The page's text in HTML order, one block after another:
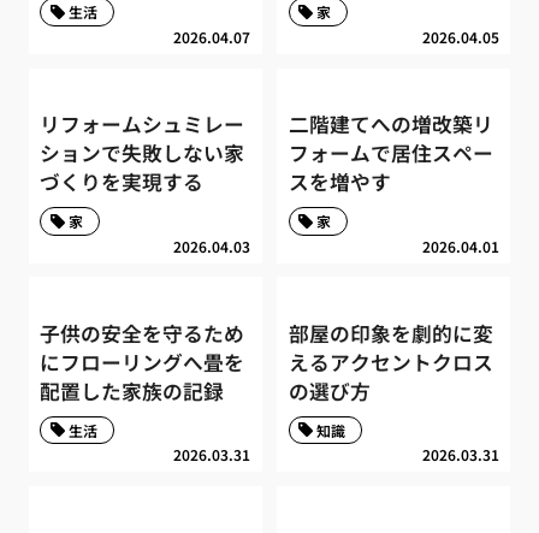
2026.04.07
生活
2026.04.05
家
リフォームシュミレー
ションで失敗しない家
づくりを実現する
2026.04.03
家
二階建てへの増改築リ
フォームで居住スペー
スを増やす
2026.04.01
家
子供の安全を守るため
にフローリングへ畳を
配置した家族の記録
2026.03.31
生活
部屋の印象を劇的に変
えるアクセントクロス
の選び方
2026.03.31
知識